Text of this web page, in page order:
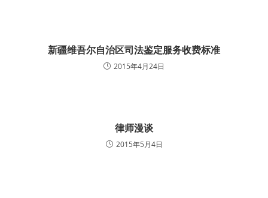
新疆维吾尔自治区司法鉴定服务收费标准
2015年4月24日
律师漫谈
2015年5月4日